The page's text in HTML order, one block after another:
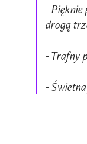
-
drogą
- Trafny
-